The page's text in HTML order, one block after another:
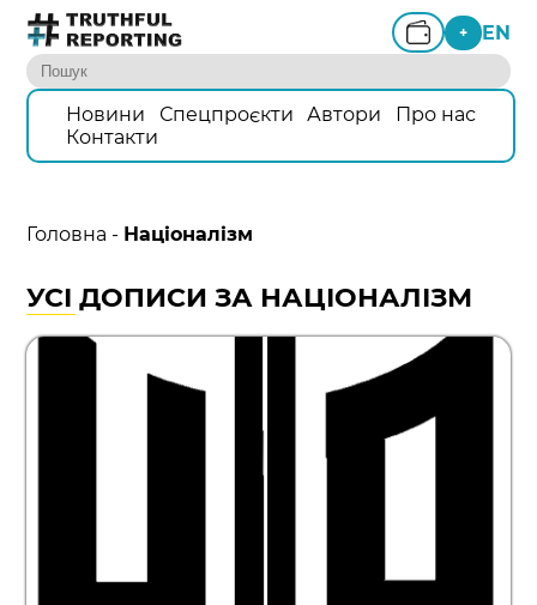
+ EN
Новини Спецпроєкти Автори
Про нас
Контакти
Головна - Націоналізм
УСІ ДОПИСИ ЗА НАЦІОНАЛІЗМ